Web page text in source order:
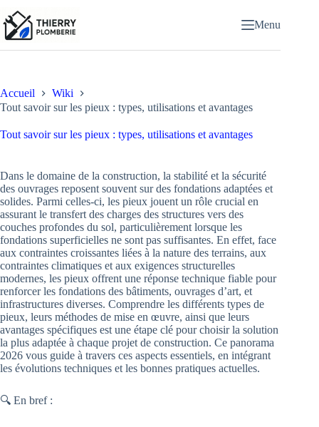
au
contenu
Menu
Accueil
Wiki
Tout savoir sur les pieux : types, utilisations et avantages
Tout savoir sur les pieux : types, utilisations et avantages
Dans le domaine de la construction, la stabilité et la sécurité
des ouvrages reposent souvent sur des fondations adaptées et
solides. Parmi celles-ci, les pieux jouent un rôle crucial en
assurant le transfert des charges des structures vers des
couches profondes du sol, particulièrement lorsque les
fondations superficielles ne sont pas suffisantes. En effet, face
aux contraintes croissantes liées à la nature des terrains, aux
contraintes climatiques et aux exigences structurelles
modernes, les pieux offrent une réponse technique fiable pour
renforcer les fondations des bâtiments, ouvrages d’art, et
infrastructures diverses. Comprendre les différents types de
pieux, leurs méthodes de mise en œuvre, ainsi que leurs
avantages spécifiques est une étape clé pour choisir la solution
la plus adaptée à chaque projet de construction. Ce panorama
2026 vous guide à travers ces aspects essentiels, en intégrant
les évolutions techniques et les bonnes pratiques actuelles.
🔍 En bref :